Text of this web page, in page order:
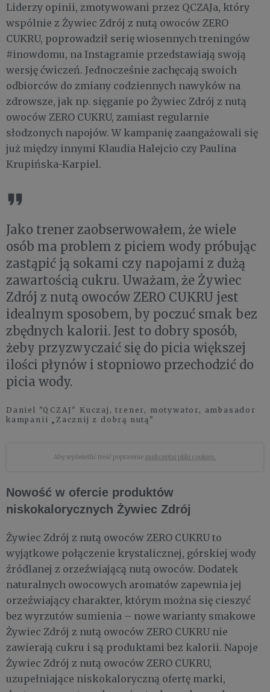
Liderzy opinii, zmotywowani przez QCZAJa, który
wspólnie z Żywiec Zdrój z nutą owoców ZERO
CUKRU, poprowadził serię wiosennych treningów
#inowdomu, na Instagramie przedstawiają swoją
wersję ćwiczeń. Jednocześnie zachęcają swoich
odbiorców do zmiany codziennych nawyków na
zdrowsze, jak np. sięganie po Żywiec Zdrój z nutą
owoców ZERO CUKRU, zamiast regularnie
słodzonych napojów. W kampanię zaangażowali się
już między innymi Klaudia Halejcio czy Paulina
Krupińska-Karpiel.
Jako trener zaobserwowałem, że wiele
osób ma problem z piciem wody próbując
zastąpić ją sokami czy napojami z dużą
zawartością cukru. Uważam, że Żywiec
Zdrój z nutą owoców ZERO CUKRU jest
idealnym sposobem, by poczuć smak bez
zbędnych kalorii. Jest to dobry sposób,
żeby przyzwyczaić się do picia większej
ilości płynów i stopniowo przechodzić do
picia wody.
Daniel "QCZAJ" Kuczaj, trener, motywator, ambasador
kampanii „Zacznij z dobrą nutą"
Aby wyświetlić treść poprawnie zaakceptuj pliki cookies.
Nowość w ofercie produktów
niskokalorycznych Żywiec Zdrój
Żywiec Zdrój z nutą owoców ZERO CUKRU to
wyjątkowe połączenie krystalicznej, górskiej wody
źródlanej z orzeźwiającą nutą owoców. Dodatek
naturalnych owocowych aromatów zapewnia jej
orzeźwiający charakter, którym można się cieszyć
bez wyrzutów sumienia – nowe warianty smakowe
Żywiec Zdrój z nutą owoców ZERO CUKRU nie
zawierają cukru i są produktami bez kalorii. Napoje
Żywiec Zdrój z nutą owoców ZERO CUKRU,
uzupełniające niskokaloryczną ofertę marki,